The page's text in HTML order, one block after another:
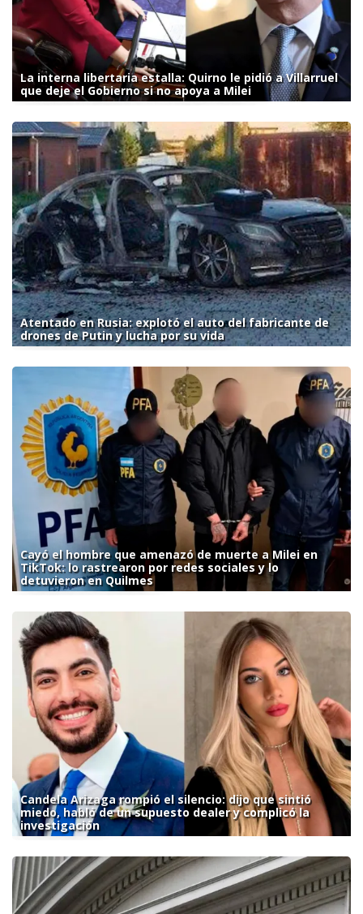
La interna libertaria estalla: Quirno le pidió a Villarruel
que deje el Gobierno si no apoya a Milei
Atentado en Rusia: explotó el auto del fabricante de
drones de Putin y lucha por su vida
Cayó el hombre que amenazó de muerte a Milei en
TikTok: lo rastrearon por redes sociales y lo
detuvieron en Quilmes
Candela Arizaga rompió el silencio: dijo que sintió
miedo, habló de un supuesto dealer y complicó la
investigación